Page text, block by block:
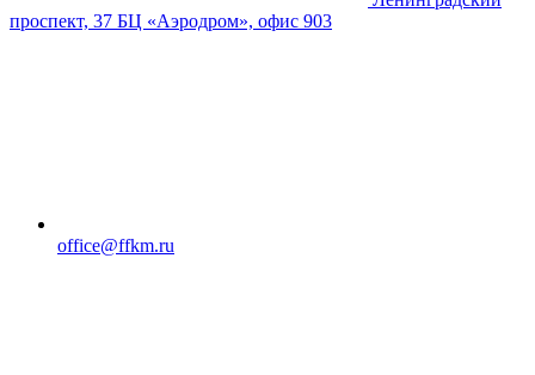
проспект, 37 БЦ «Аэродром», офис 903
office@ffkm.ru